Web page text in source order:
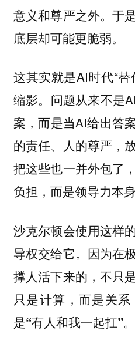
意义和尊严之外。于
底层却可能更脆弱。
这其实就是AI时代“
缩影。问题从来不是
案，而是当AI给出答
的责任、人的尊严，
把这些也一并外包了
负担，而是领导力本身
沙克尔顿会使用这样
导权交给它。因为在
撑人活下来的，不只
只是计算，而是关
是“有人和我一起扛”。